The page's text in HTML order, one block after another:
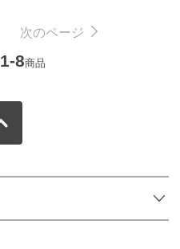
次のページ
1-8商品